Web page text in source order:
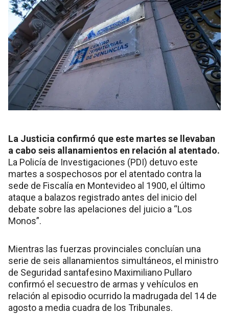
La Justicia confirmó que este martes se llevaban
a cabo seis allanamientos en relación al atentado.
La Policía de Investigaciones (PDI) detuvo este
martes a sospechosos por el atentado contra la
sede de Fiscalía en Montevideo al 1900, el último
ataque a balazos registrado antes del inicio del
debate sobre las apelaciones del juicio a “Los
Monos”.
Mientras las fuerzas provinciales concluían una
serie de seis allanamientos simultáneos, el ministro
de Seguridad santafesino Maximiliano Pullaro
confirmó el secuestro de armas y vehículos en
relación al episodio ocurrido la madrugada del 14 de
agosto a media cuadra de los Tribunales.